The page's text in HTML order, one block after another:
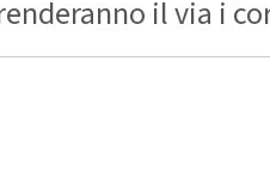
il via i